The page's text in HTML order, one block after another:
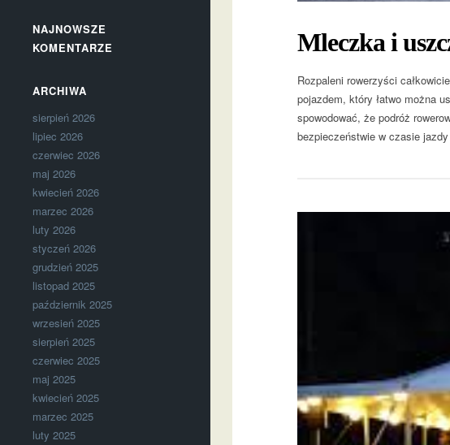
NAJNOWSZE
KOMENTARZE
ARCHIWA
sierpień 2026
lipiec 2026
czerwiec 2026
maj 2026
kwiecień 2026
marzec 2026
luty 2026
styczeń 2026
grudzień 2025
listopad 2025
październik 2025
wrzesień 2025
sierpień 2025
czerwiec 2025
maj 2025
kwiecień 2025
marzec 2025
luty 2025
Mleczka i
Rozpaleni rowerzyści
pojazdem, który łatwo można
spowodować, że podróż
bezpieczeństwie w czasie